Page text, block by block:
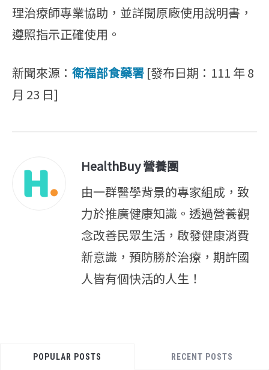
理治療師專業協助，並詳閱原廠使用說明書，
遵照指示正確使用。
新聞來源： 衛福部食藥署 [發布日期：111 年 8
月 23 日]
HealthBuy 營養團
由一群醫學背景的專家組成，致
力於推廣健康知識。透過營養觀
念改善民眾生活，啟發健康消費
新意識，預防勝於治療，期許國
人皆有個快活的人生！
POPULAR POSTS RECENT POSTS